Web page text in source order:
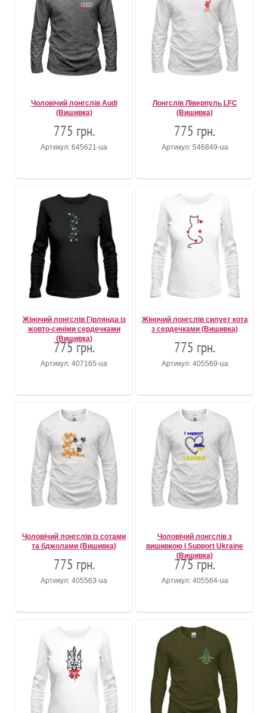
Чоловічий лонгслів Audi
(Вишивка)
775 грн.
Артикул: 645621-ua
Лонгслів Ліверпуль LFC
(Вишивка)
775 грн.
Артикул: 546849-ua
Жіночий лонгслів Гірлянда із
жовто-синіми сердечками
(Вишивка)
775 грн.
Артикул: 407165-ua
Жіночий лонгслів силует кота
з сердечками (Вишивка)
775 грн.
Артикул: 405569-ua
Чоловічий лонгслів із сотами
та бджолами (Вишивка)
775 грн.
Артикул: 405563-ua
Чоловічий лонгслів з
вишивкою I Support Ukraine
(Вишивка)
775 грн.
Артикул: 405564-ua